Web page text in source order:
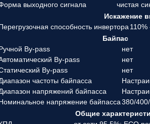
выходного сигнала
чистая
Искажение
способность инвертора
Байпас
By-pass
нет
By-pass
нет
By-pass
нет
частоты байпасса
напряжений байпасса
напряжение байпасса 380/
Общие